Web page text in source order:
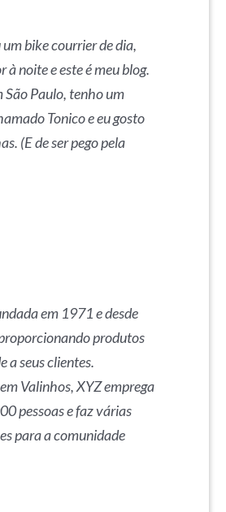
bike courrier de dia,
à noite e este é meu blog.
São Paulo, tenho um
Tonico e eu gosto
(E de ser pego pela
em 1971 e desde
produtos
a seus clientes.
Valinhos, XYZ emprega
pessoas e faz várias
para a comunidade